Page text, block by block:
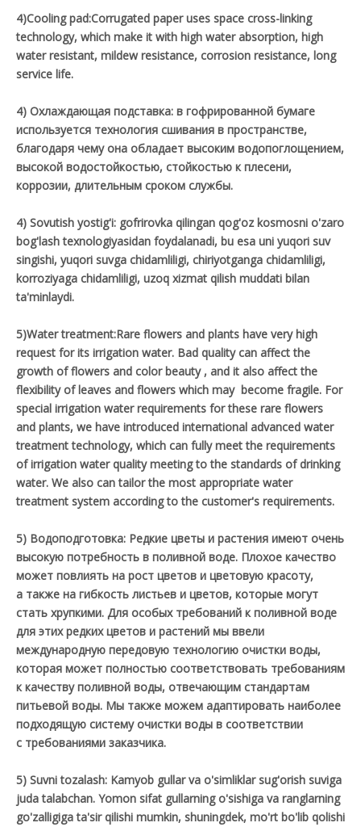
4)Cooling pad:Corrugated paper uses space cross-linking
technology, which make it with high water absorption, high
water resistant, mildew resistance, corrosion resistance, long
service life.
4) Охлаждающая подставка: в гофрированной бумаге
используется технология сшивания в пространстве,
благодаря чему она обладает высоким водопоглощением,
высокой водостойкостью, стойкостью к плесени,
коррозии, длительным сроком службы.
4) Sovutish yostig'i: gofrirovka qilingan qog'oz kosmosni o'zaro
bog'lash texnologiyasidan foydalanadi, bu esa uni yuqori suv
singishi, yuqori suvga chidamliligi, chiriyotganga chidamliligi,
korroziyaga chidamliligi, uzoq xizmat qilish muddati bilan
ta'minlaydi.
5)Water treatment:Rare flowers and plants have very high
request for its irrigation water. Bad quality can affect the
growth of flowers and color beauty , and it also affect the
flexibility of leaves and flowers which may become fragile. For
special irrigation water requirements for these rare flowers
and plants, we have introduced international advanced water
treatment technology, which can fully meet the requirements
of irrigation water quality meeting to the standards of drinking
water. We also can tailor the most appropriate water
treatment system according to the customer's requirements.
5) Водоподготовка: Редкие цветы и растения имеют очень
высокую потребность в поливной воде. Плохое качество
может повлиять на рост цветов и цветовую красоту,
а также на гибкость листьев и цветов, которые могут
стать хрупкими. Для особых требований к поливной воде
для этих редких цветов и растений мы ввели
международную передовую технологию очистки воды,
которая может полностью соответствовать требованиям
к качеству поливной воды, отвечающим стандартам
питьевой воды. Мы также можем адаптировать наиболее
подходящую систему очистки воды в соответствии
с требованиями заказчика.
5) Suvni tozalash: Kamyob gullar va o'simliklar sug'orish suviga
juda talabchan. Yomon sifat gullarning o'sishiga va ranglarning
go'zalligiga ta'sir qilishi mumkin, shuningdek, mo'rt bo'lib qolishi